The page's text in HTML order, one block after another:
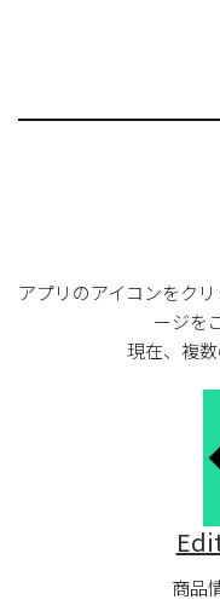
アプリのアイコンをク
ージを
現在、複数
商品